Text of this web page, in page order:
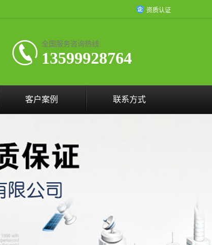
资质认证
全国服务咨询热线:
13599928764
客户案例 联系方式